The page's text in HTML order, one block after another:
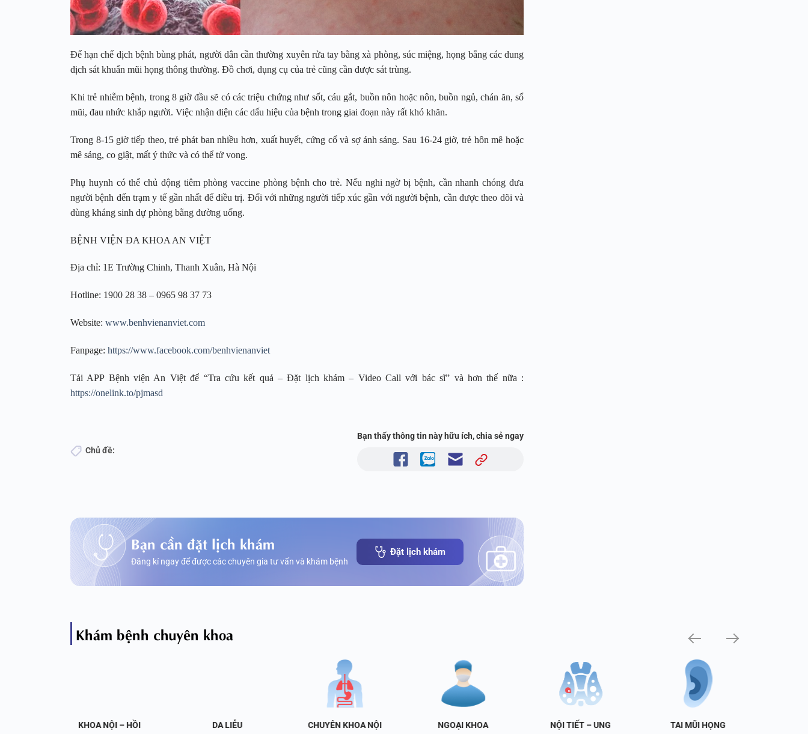
Để hạn chế dịch bệnh bùng phát, người dân cần thường xuyên rửa tay bằng xà phòng, súc miệng, họng bằng các dung
dịch sát khuẩn mũi họng thông thường. Đồ chơi, dụng cụ của trẻ cũng cần được sát trùng.
Khi trẻ nhiễm bệnh, trong 8 giờ đầu sẽ có các triệu chứng như sốt, cáu gắt, buồn nôn hoặc nôn, buồn ngủ, chán ăn, sổ
mũi, đau nhức khắp người. Việc nhận diện các dấu hiệu của bệnh trong giai đoạn này rất khó khăn.
Trong 8-15 giờ tiếp theo, trẻ phát ban nhiều hơn, xuất huyết, cứng cổ và sợ ánh sáng. Sau 16-24 giờ, trẻ hôn mê hoặc
mê sảng, co giật, mất ý thức và có thể tử vong.
Phụ huynh có thể chủ động tiêm phòng vaccine phòng bệnh cho trẻ. Nếu nghi ngờ bị bệnh, cần nhanh chóng đưa
người bệnh đến trạm y tế gần nhất để điều trị. Đối với những người tiếp xúc gần với người bệnh, cần được theo dõi và
dùng kháng sinh dự phòng bằng đường uống.
BỆNH VIỆN ĐA KHOA AN VIỆT
Địa chỉ: 1E Trường Chinh, Thanh Xuân, Hà Nội
Hotline: 1900 28 38 – 0965 98 37 73
Website: www.benhvienanviet.com
Fanpage: https://www.facebook.com/benhvienanviet
Tải APP Bệnh viện An Việt để “Tra cứu kết quả – Đặt lịch khám – Video Call với bác sĩ” và hơn thế nữa :
https://onelink.to/pjmasd
Chủ đề:
Bạn thấy thông tin này hữu ích, chia sẻ ngay
Bạn cần đặt lịch khám
Đăng kí ngay để được các chuyên gia tư vấn và khám bệnh
Đặt lịch khám
Khám bệnh chuyên khoa
KHOA NỘI – HỒI
DA LIỄU CHUYÊN KHOA NỘI NGOẠI KHOA
NỘI TIẾT – UNG
TAI MŨI HỌNG